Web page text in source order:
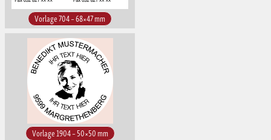
Vorlage 704 – 68×47 mm
Vorlage 1904 – 50×50 mm